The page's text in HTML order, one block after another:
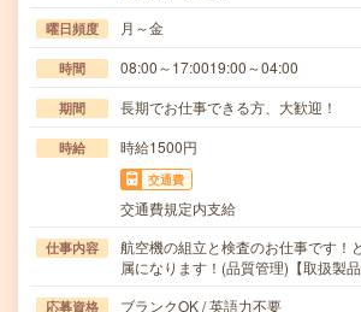
曜日頻度 月～金
時間 08:00～17:0019:00～04:00
期間 長期でお仕事できる方、大歓迎！
時給 時給1500円
交通費
交通費規定内支給
仕事内容
航空機の組立と検査のお仕事です！
属になります！(品質管理)【取扱製
応募資格 ブランクOK / 英語力不要